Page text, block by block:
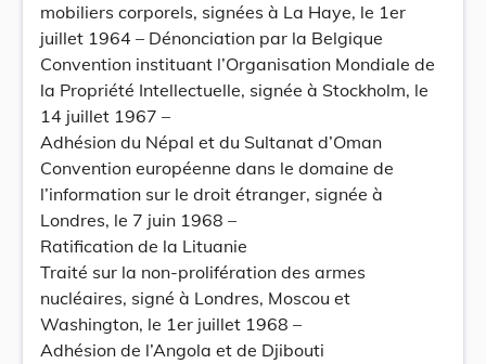
mobiliers corporels, signées à La Haye, le 1er
juillet 1964 – Dénonciation par la Belgique
Convention instituant l’Organisation Mondiale de
la Propriété Intellectuelle, signée à Stockholm, le
14 juillet 1967 –
Adhésion du Népal et du Sultanat d’Oman
Convention européenne dans le domaine de
l’information sur le droit étranger, signée à
Londres, le 7 juin 1968 –
Ratification de la Lituanie
Traité sur la non-prolifération des armes
nucléaires, signé à Londres, Moscou et
Washington, le 1er juillet 1968 –
Adhésion de l’Angola et de Djibouti